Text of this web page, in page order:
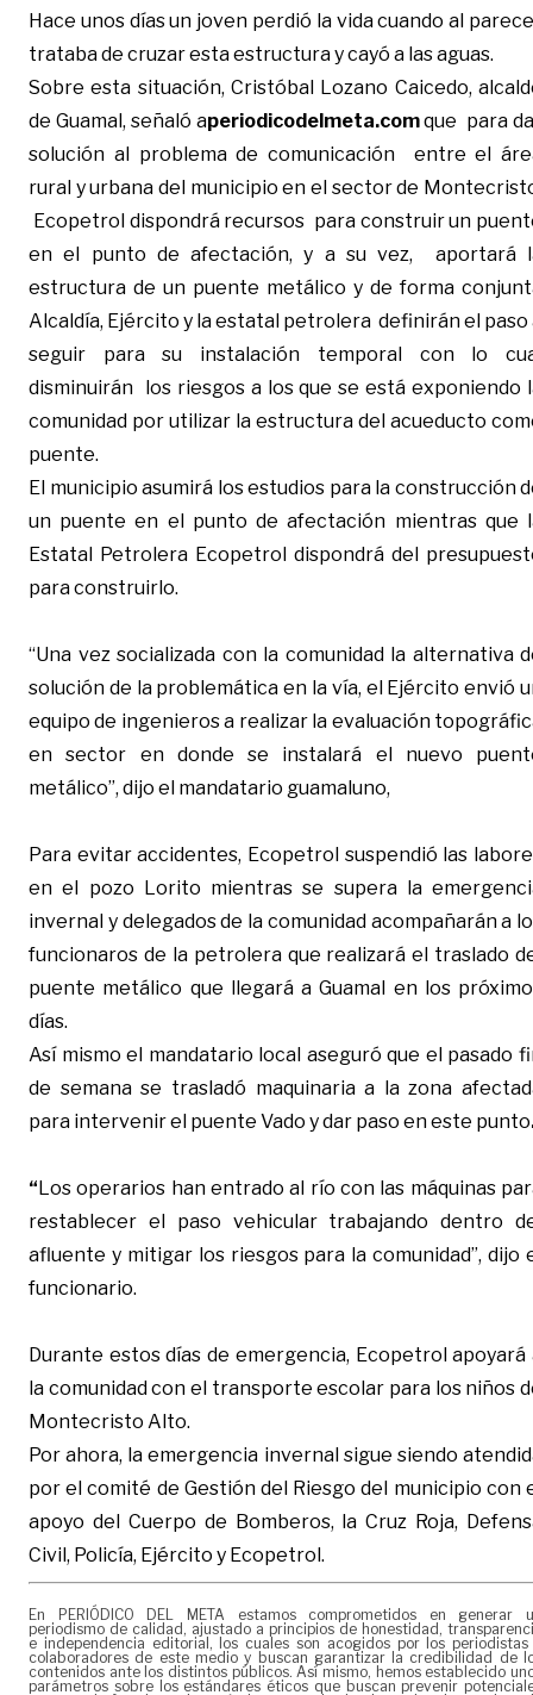
Hace unos días un joven perdió la vida cuando al
trataba de cruzar esta estructura y cayó a las aguas.
Sobre esta situación, Cristóbal Lozano Caicedo,
de Guamal, señaló aperiodicodelmeta.comque para
solución al problema de comunicación
entre el
rural y urbana del municipio en el sector de
Ecopetrol dispondrá recursos para construir un
en el punto de afectación, y a su vez, aportará
estructura de un puente metálico y de forma
Alcaldía, Ejército y la estatal petrolera definirán el paso
seguir para su instalación temporal con lo
disminuirán los riesgos a los que se está exponiendo
comunidad por utilizar la estructura del acueducto
puente.
El municipio asumirá los estudios para la construcción
un puente en el punto de afectación mientras que
Estatal Petrolera Ecopetrol dispondrá del
para construirlo.
“Una vez socializada con la comunidad la alternativa
solución de la problemática en la vía, el Ejército envió
equipo de ingenieros a realizar la evaluación
en sector en donde se instalará el nuevo
metálico”, dijo el mandatario guamaluno,
Para evitar accidentes, Ecopetrol suspendió las
en el pozo Lorito mientras se supera la
invernal y delegados de la comunidad acompañarán a
funcionaros de la petrolera que realizará el traslado
puente metálico que llegará a Guamal en los
días.
Así mismo el mandatario local aseguró que el pasado
de semana se trasladó maquinaria a la zona
para intervenir el puente Vado y dar paso en este punto
“Los operarios han entrado al río con las máquinas
restablecer el paso vehicular trabajando dentro
afluente y mitigar los riesgos para la comunidad”, dijo
funcionario.
Durante estos días de emergencia, Ecopetrol apoyará
la comunidad con el transporte escolar para los niños
Montecristo Alto.
Por ahora, la emergencia invernal sigue siendo
por el comité de Gestión del Riesgo del municipio con
apoyo del Cuerpo de Bomberos, la Cruz Roja,
Civil, Policía, Ejército y Ecopetrol.
En PERIÓDICO DEL META estamos comprometidos en generar
periodismo de calidad, ajustado a principios de honestidad,
e independencia editorial, los cuales son acogidos por los periodistas
colaboradores de este medio y buscan garantizar la credibilidad de
contenidos ante los distintos públicos. Así mismo, hemos establecido
parámetros sobre los estándares éticos que buscan prevenir